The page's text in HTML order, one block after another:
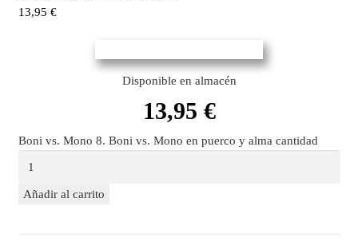
13,95 €
Disponible en almacén
13,95 €
Boni vs. Mono 8. Boni vs. Mono en puerco y alma cantidad
Añadir al carrito